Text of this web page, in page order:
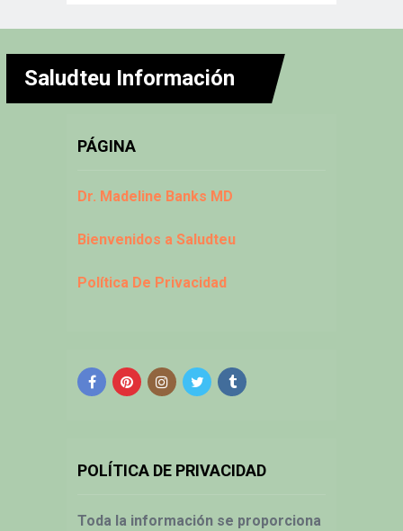
Saludteu Información
PÁGINA
Dr. Madeline Banks MD
Bienvenidos a Saludteu
Política De Privacidad
POLÍTICA DE PRIVACIDAD
Toda la información se proporciona